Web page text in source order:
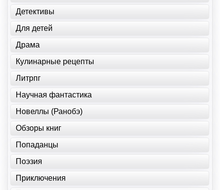
Детективы
Для детей
Драма
Кулинарные рецепты
Литрпг
Научная фантастика
Новеллы (Ранобэ)
Обзоры книг
Попаданцы
Поэзия
Приключения